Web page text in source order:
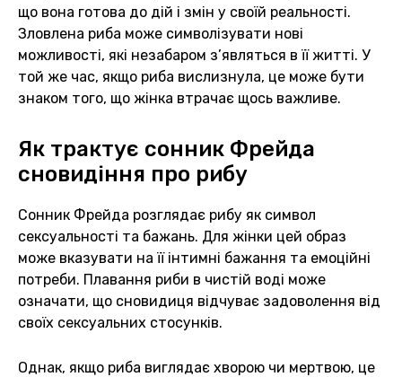
що вона готова до дій і змін у своїй реальності.
Зловлена риба може символізувати нові
можливості, які незабаром з’являться в її житті. У
той же час, якщо риба вислизнула, це може бути
знаком того, що жінка втрачає щось важливе.
Як трактує сонник Фрейда
сновидіння про рибу
Сонник Фрейда розглядає рибу як символ
сексуальності та бажань. Для жінки цей образ
може вказувати на її інтимні бажання та емоційні
потреби. Плавання риби в чистій воді може
означати, що сновидиця відчуває задоволення від
своїх сексуальних стосунків.
Однак, якщо риба виглядає хворою чи мертвою, це